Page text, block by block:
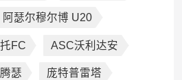
阿瑟尔穆尔博 U20
FC ASC沃利达安
瑟 庞特普雷塔